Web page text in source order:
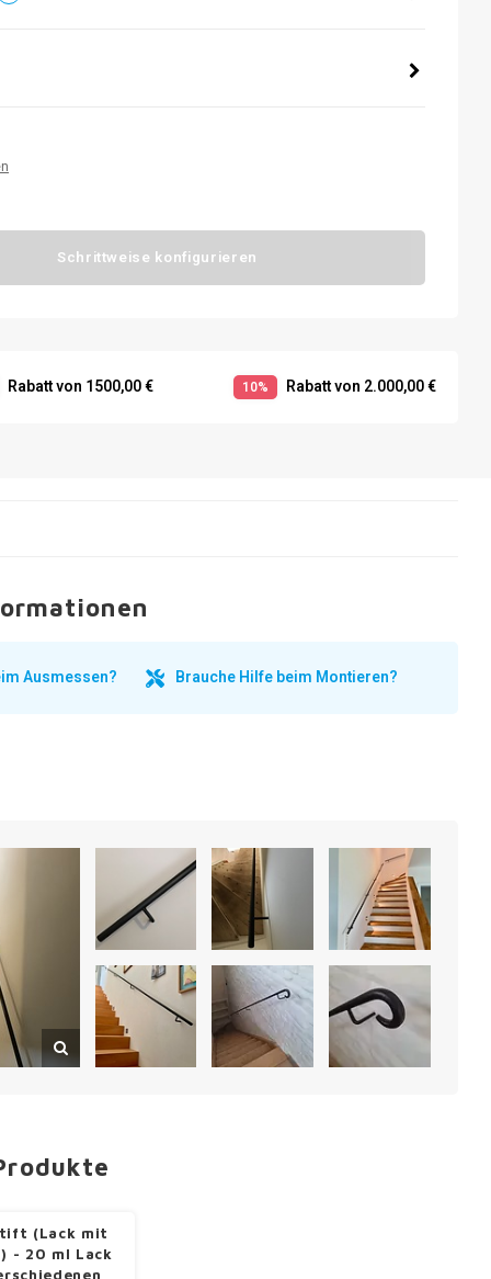
Schrittweise konfigurieren
Rabatt von 1500,00 € 10% Rabatt von 2.000,00 €
Ausmessen? Brauche Hilfe beim Montieren?
(Lack mit
- 20 ml Lack